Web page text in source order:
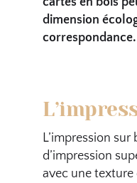
dimension
correspondance.
L’impression
d’impression
avec une